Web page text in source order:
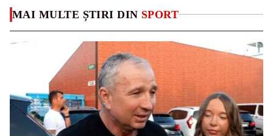
MAI MULTE ȘTIRI DIN SPORT